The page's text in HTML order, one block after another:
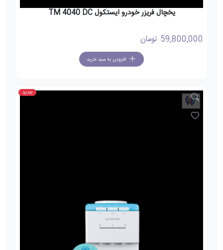
یخچال فریزر خودرو ایستکول TM 4040 DC
59,800,000 تومان
افزودن به سبد خرید
جدید